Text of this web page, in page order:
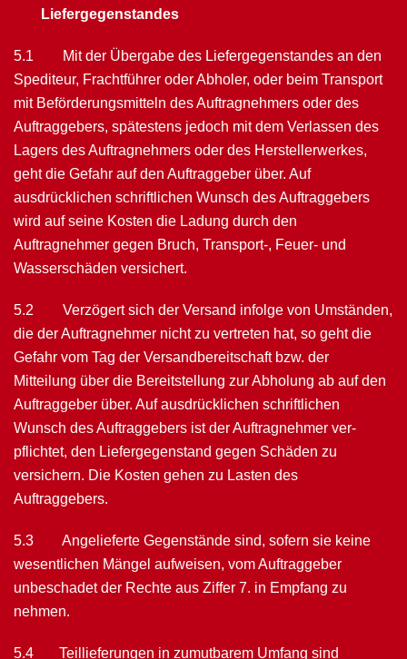
Liefergegenstandes
5.1 Mit der Übergabe des Liefergegenstandes an den
Spediteur, Frachtführer oder Ab­holer, oder beim Transport
mit Beförderungsmitteln des Auftragnehmers oder des
Auftraggebers, spä­te­stens jedoch mit dem Verlassen des
Lagers des Auftragnehmers oder des Hersteller­werkes,
geht die Gefahr auf den Auftraggeber über. Auf
ausdrücklichen schriftlichen Wunsch des Auftraggebers
wird auf seine Kosten die Ladung durch den
Auftragnehmer gegen Bruch, Transport-, Feuer- und
Wasser­schäden versichert.
5.2 Verzögert sich der Versand infolge von Umständen,
die der Auftragnehmer nicht zu vertreten hat, so geht die
Gefahr vom Tag der Versandbereitschaft bzw. der
Mitteilung über die Bereitstellung zur Abholung ab auf den
Auf­traggeber über. Auf ausdrücklichen schriftlichen
Wunsch des Auftraggebers ist der Auftragnehmer ver­
pflichtet, den Liefergegenstand gegen Schäden zu
versichern. Die Kosten gehen zu Lasten des
Auftraggebers.
5.3 Angelieferte Gegenstände sind, sofern sie keine
wesentlichen Mängel aufweisen, vom Auftraggeber
unbeschadet der Rechte aus Ziffer 7. in Empfang zu
nehmen.
5.4 Teillieferungen in zumutbarem Umfang sind